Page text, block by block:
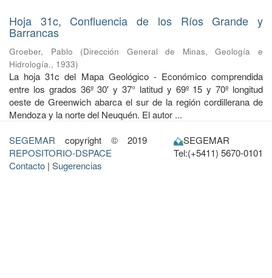
Hoja 31c, Confluencia de los Ríos Grande y
Barrancas
Groeber, Pablo (Dirección General de Minas, Geología e
Hidrología., 1933)
La hoja 31c del Mapa Geológico - Económico comprendida
entre los grados 36º 30' y 37° latitud y 69º 15 y 70º longitud
oeste de Greenwich abarca el sur de la región cordillerana de
Mendoza y la norte del Neuquén. El autor ...
SEGEMAR copyright © 2019
REPOSITORIO-DSPACE
Contacto | Sugerencias
SEGEMAR
Tel:(+5411) 5670-0101